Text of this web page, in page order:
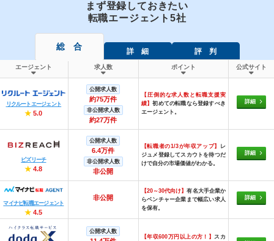
まず登録しておきたい
転職エージェント5社
総 合 詳 細 評 判
エージェント 求人数 ポイント 公式サイト
リクルートエージェント
★ 5.0
公開求人数
約75万件
非公開求人数
約27万件
【圧倒的な求人数と転職支援実
績】初めての転職なら登録すべき
エージェント。
詳細
ビズリーチ
★ 4.8
公開求人数
6.4万件
非公開求人数
非公開
【転職者の1/3が年収アップ】
レ
ジュメ登録してスカウトを待つだ
けで自分の市場価値がわかる。
詳細
マイナビ転職エージェント
★ 4.5
非公開
【20～30代向け】有名大手企業か
らベンチャー企業まで幅広い求人
を保有。
詳細
公開求人数
【年収600万円以上の方！】 スカ